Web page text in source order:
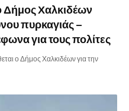
Δήμος Χαλκιδέων
πυρκαγιάς –
για τους πολίτες
ο Δήμος Χαλκιδέων για την